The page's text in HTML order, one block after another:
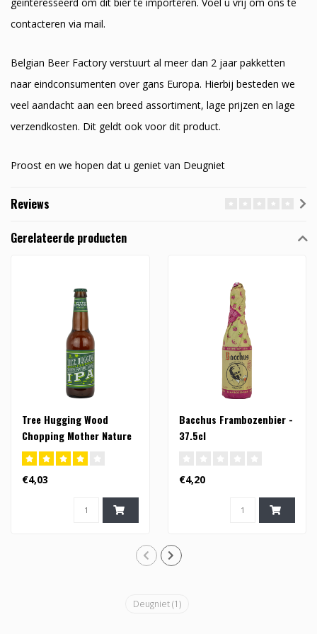
contacteren via mail.
Belgian Beer Factory verstuurt al meer dan 2 jaar pakketten
naar eindconsumenten over gans Europa. Hierbij besteden we
veel aandacht aan een breed assortiment, lage prijzen en lage
verzendkosten. Dit geldt ook voor dit product.
Proost en we hopen dat u geniet van Deugniet
Reviews
Gerelateerde producten
Tree Hugging Wood
Chopping Mother Nature
Loving IPA - 33cl (FI)
€4,03
Bacchus Frambozenbier -
37.5cl
€4,20
Deugniet(1)